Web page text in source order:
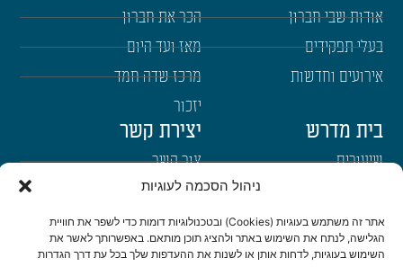
ניהול הסכמה לעוגיות
אתר זה משתמש בעוגיות (Cookies) ובטכנולוגיות דומות כדי לשפר את חוויית
הגלישה, לנתח את השימוש באתר ולהציג תוכן מותאם. באפשרותך לאשר את
השימוש בעוגיות, לדחות אותן או לשנות את ההעדפות שלך בכל עת דרך הגדרות
אודות שבי חברון
בעלי תפקידים
אירועים וחדשות
הכר את חברון
מאז ועד היום
מרכז שדה חמד
יזכור
בית מדרש
שיעורים
ימי עיון
יצירת קשר
צור קשר
הרשמה לשבו"ש
היה שותף
דרכי הגעה